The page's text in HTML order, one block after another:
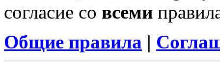
согласие со всеми
Общие правила |